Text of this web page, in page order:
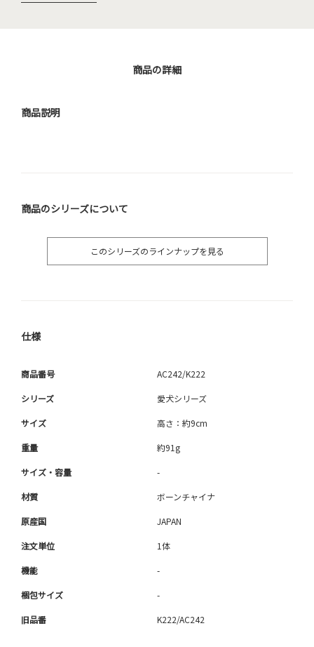
商品の詳細
商品説明
商品のシリーズについて
このシリーズのラインナップを見る
仕様
商品番号 AC242/K222
シリーズ 愛犬シリーズ
サイズ 高さ：約9cm
重量 約91g
サイズ・容量 -
材質 ボーンチャイナ
原産国 JAPAN
注文単位 1体
機能 -
梱包サイズ -
旧品番 K222/AC242